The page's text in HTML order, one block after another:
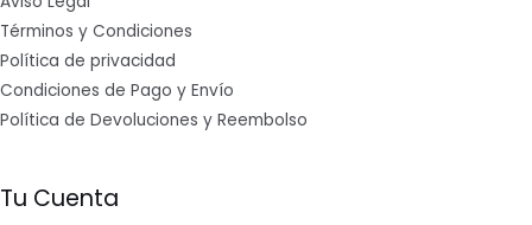
Términos y Condiciones
Política de privacidad
Condiciones de Pago y Envío
Política de Devoluciones y Reembolso
Tu Cuenta